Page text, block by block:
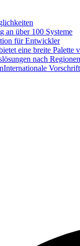
an über 100 Systeme
für Entwickler
eine breite Palette
nach Regionen
Internationale